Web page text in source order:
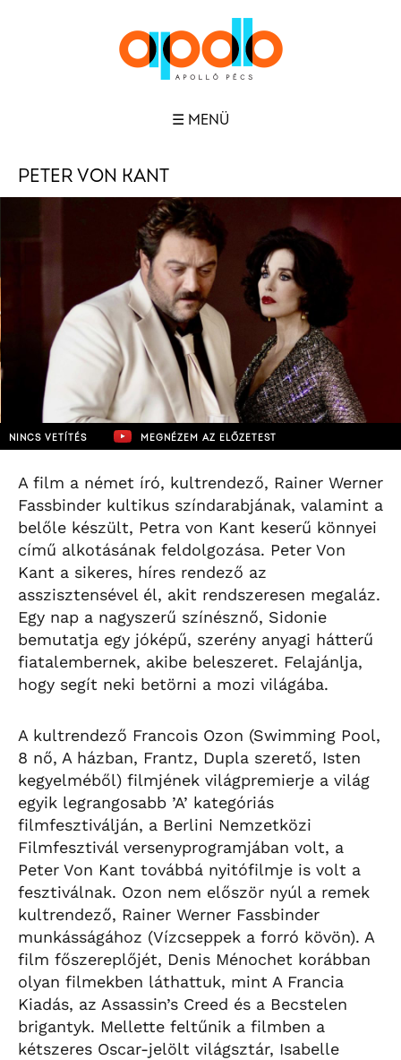
☰ MENÜ
PETER VON KANT
NINCS VETÍTÉS MEGNÉZEM AZ ELŐZETEST
A film a német író, kultrendező, Rainer Werner
Fassbinder kultikus színdarabjának, valamint a
belőle készült, Petra von Kant keserű könnyei
című alkotásának feldolgozása. Peter Von
Kant a sikeres, híres rendező az
asszisztensével él, akit rendszeresen megaláz.
Egy nap a nagyszerű színésznő, Sidonie
bemutatja egy jóképű, szerény anyagi hátterű
fiatalembernek, akibe beleszeret. Felajánlja,
hogy segít neki betörni a mozi világába.
A kultrendező Francois Ozon (Swimming Pool,
8 nő, A házban, Frantz, Dupla szerető, Isten
kegyelméből) filmjének világpremierje a világ
egyik legrangosabb ’A’ kategóriás
filmfesztiválján, a Berlini Nemzetközi
Filmfesztivál versenyprogramjában volt, a
Peter Von Kant továbbá nyitófilmje is volt a
fesztiválnak. Ozon nem először nyúl a remek
kultrendező, Rainer Werner Fassbinder
munkásságához (Vízcseppek a forró kövön). A
film főszereplőjét, Denis Ménochet korábban
olyan filmekben láthattuk, mint A Francia
Kiadás, az Assassin’s Creed és a Becstelen
brigantyk. Mellette feltűnik a filmben a
kétszeres Oscar-jelölt világsztár, Isabelle